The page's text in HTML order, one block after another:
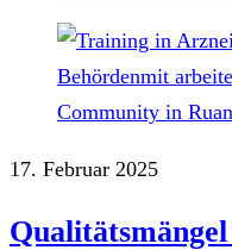
17. Februar 2025